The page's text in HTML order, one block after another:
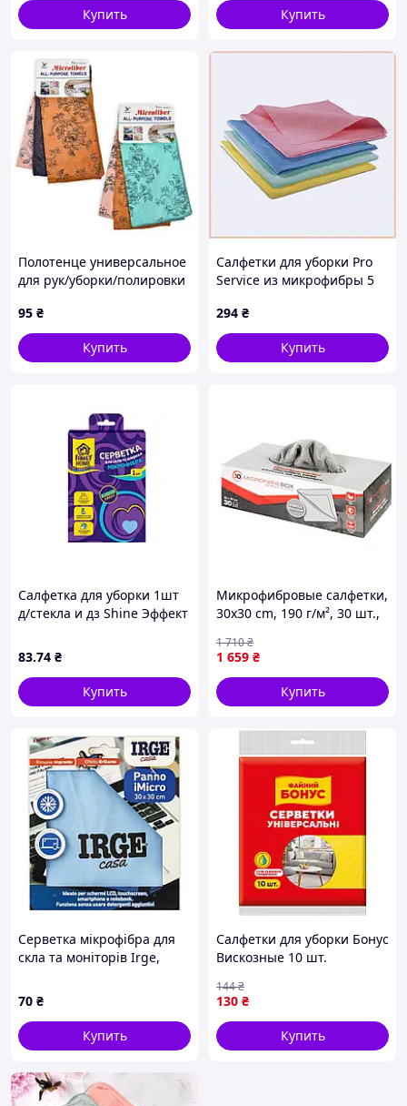
Купить Купить
Полотенце универсальное
для рук/уборки/полировки
продаж!
95 ₴
Купить
Салфетки для уборки Pro
Service из микрофибры 5
294 ₴
Купить
Салфетка для уборки 1шт
д/стекла и дз Shine Эффект
83.74 ₴
Купить
Микрофибровые салфетки,
30x30 cm, 190 г/м², 30 шт.,
18890730130 )
1 659 ₴
1 710₴
Купить
Серветка мікрофібра для
скла та моніторів Irge,
70 ₴
Купить
Салфетки для уборки Бонус
Вискозные 10 шт.
130 ₴
144₴
Купить